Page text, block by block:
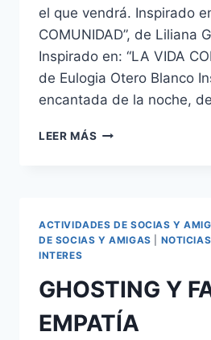
el que vendrá. Inspirado
COMUNIDAD”, de Liliana
Inspirado en: “LA VIDA
de Eulogia Otero Blanco
encantada de la noche,
LEER MÁS APORTES
ACTIVIDADES DE SOCIAS Y
DE SOCIAS Y AMIGAS
INTERES
GHOSTING Y
EMPATÍA